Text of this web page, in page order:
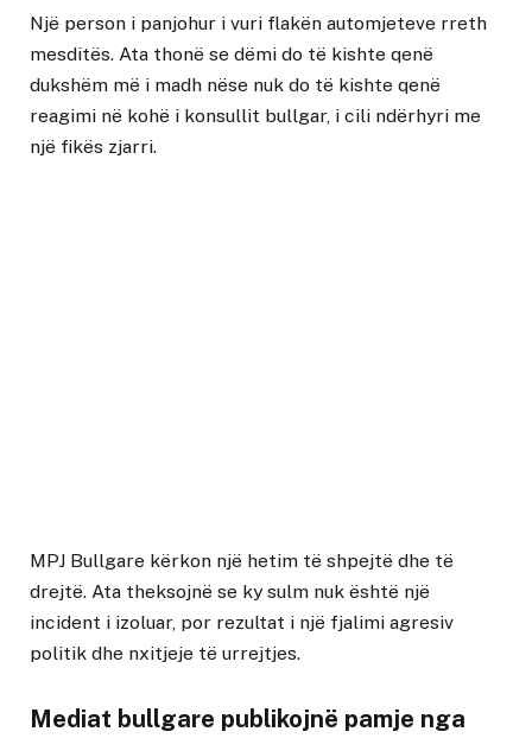
Një person i panjohur i vuri flakën automjeteve rreth
mesditës. Ata thonë se dëmi do të kishte qenë
dukshëm më i madh nëse nuk do të kishte qenë
reagimi në kohë i konsullit bullgar, i cili ndërhyri me
një fikës zjarri.
MPJ Bullgare kërkon një hetim të shpejtë dhe të
drejtë. Ata theksojnë se ky sulm nuk është një
incident i izoluar, por rezultat i një fjalimi agresiv
politik dhe nxitjeje të urrejtjes.
Mediat bullgare publikojnë pamje nga